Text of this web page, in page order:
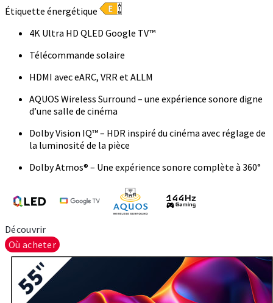
Étiquette énergétique
4K Ultra HD QLED Google TV™
Télécommande solaire
HDMI avec eARC, VRR et ALLM
AQUOS Wireless Surround – une expérience sonore digne
d’une salle de cinéma
Dolby Vision IQ™ – HDR inspiré du cinéma avec réglage de
la luminosité de la pièce
Dolby Atmos® – Une expérience sonore complète à 360°
Découvrir
Où acheter